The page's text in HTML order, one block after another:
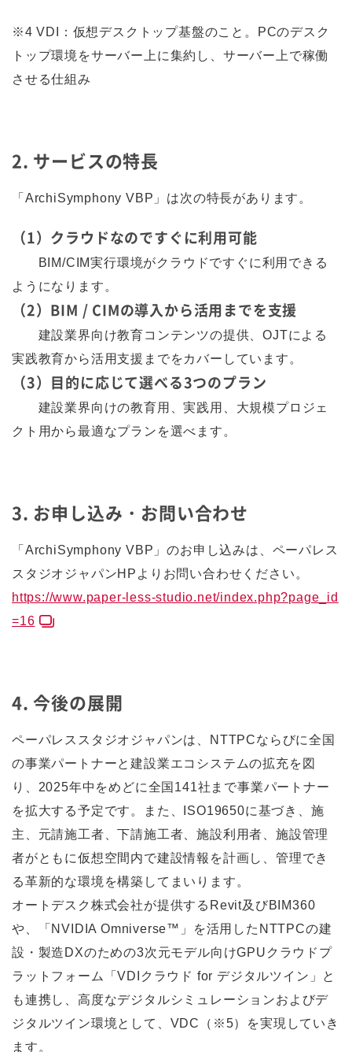
※4 VDI：仮想デスクトップ基盤のこと。PCのデスク
トップ環境をサーバー上に集約し、サーバー上で稼働
させる仕組み
2. サービスの特長
「ArchiSymphony VBP」は次の特長があります。
（1）クラウドなのですぐに利用可能
BIM/CIM実行環境がクラウドですぐに利用できる
ようになります。
（2）BIM / CIMの導入から活用までを支援
建設業界向け教育コンテンツの提供、OJTによる
実践教育から活用支援までをカバーしています。
（3）目的に応じて選べる3つのプラン
建設業界向けの教育用、実践用、大規模プロジェ
クト用から最適なプランを選べます。
3. お申し込み・お問い合わせ
「ArchiSymphony VBP」のお申し込みは、ペーパレス
スタジオジャパンHPよりお問い合わせください。
https://www.paper-less-studio.net/index.php?page_id
=16
4. 今後の展開
ペーパレススタジオジャパンは、NTTPCならびに全国
の事業パートナーと建設業エコシステムの拡充を図
り、2025年中をめどに全国141社まで事業パートナー
を拡大する予定です。また、ISO19650に基づき、施
主、元請施工者、下請施工者、施設利用者、施設管理
者がともに仮想空間内で建設情報を計画し、管理でき
る革新的な環境を構築してまいります。
オートデスク株式会社が提供するRevit及びBIM360
や、「NVIDIA Omniverse™」を活用したNTTPCの建
設・製造DXのための3次元モデル向けGPUクラウドプ
ラットフォーム「VDIクラウド for デジタルツイン」と
も連携し、高度なデジタルシミュレーションおよびデ
ジタルツイン環境として、VDC（※5）を実現していき
ます。